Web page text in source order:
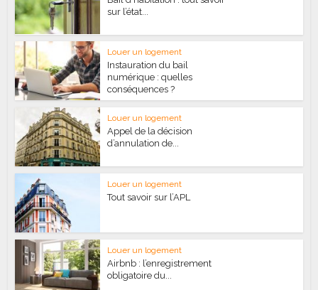
sur l’état...
Louer un logement
Instauration du bail
numérique : quelles
conséquences ?
Louer un logement
Appel de la décision
d’annulation de...
Louer un logement
Tout savoir sur l’APL
Louer un logement
Airbnb : l’enregistrement
obligatoire du...